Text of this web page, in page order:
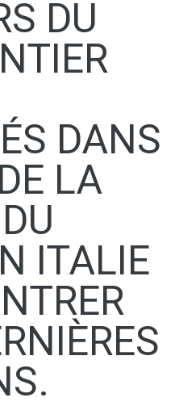
DU
DANS
LA
ITALIE